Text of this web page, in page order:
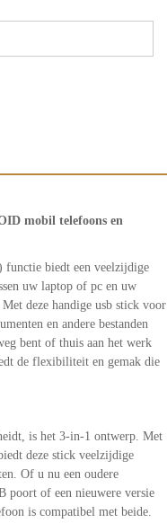
mobil telefoons en
biedt een veelzijdige
uw laptop of pc en uw
deze handige usb stick voor
en andere bestanden
bent of thuis aan het werk
de flexibiliteit en gemak die
is het 3-in-1 ontwerp. Met
deze stick veelzijdige
Of u nu een oudere
poort of een nieuwere versie
is compatibel met beide.